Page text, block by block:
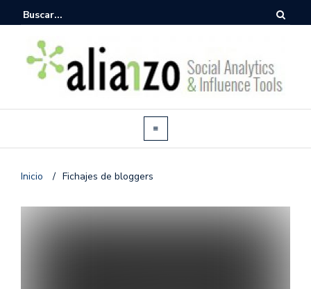
Inicio / Fichajes de bloggers